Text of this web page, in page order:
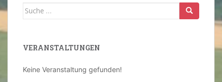
Suche
VERANSTALTUNGEN
Keine Veranstaltung gefunden!